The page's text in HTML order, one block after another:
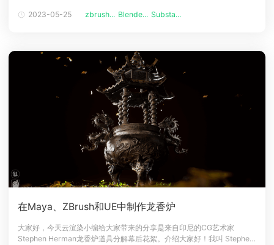
计师，在阿塞拜疆的巴库工作。从年轻的时候起，我就对3D行业和动画充
2023-05-25 zbrush... Blende... Substa...
在Maya、ZBrush和UE中制作龙香炉
大家好，今天云渲染小编给大家带来的分享是来自印尼的CG艺术家
Stephen Herman龙香炉道具分解幕后花絮。介绍大家好！我叫 Stephen